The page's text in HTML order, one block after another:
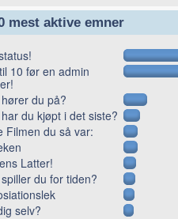
mest aktive emner
10 før en admin
du på?
du kjøpt i det siste?
Filmen du så var:
Latter!
du for tiden?
selv?